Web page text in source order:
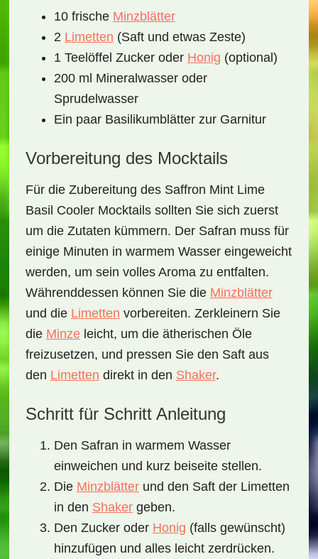
10 frische Minzblätter
2 Limetten (Saft und etwas Zeste)
1 Teelöffel Zucker oder Honig (optional)
200 ml Mineralwasser oder
Sprudelwasser
Ein paar Basilikumblätter zur Garnitur
Vorbereitung des Mocktails
Für die Zubereitung des Saffron Mint Lime
Basil Cooler Mocktailssollten Sie sich zuerst
um die Zutaten kümmern. Der Safran muss für
einige Minuten in warmem Wasser eingeweicht
werden, um sein volles Aroma zu entfalten.
Währenddessen können Sie die Minzblätter
und die Limetten vorbereiten. Zerkleinern Sie
die Minzeleicht, um die ätherischen Öle
freizusetzen, und pressen Sie den Saft aus
den Limetten direkt in den Shaker.
Schritt für Schritt Anleitung
Den Safran in warmem Wasser
einweichen und kurz beiseite stellen.
Die Minzblätterund den Saft der Limetten
in den Shakergeben.
Den Zucker oder Honig (falls gewünscht)
hinzufügen und alles leicht zerdrücken.